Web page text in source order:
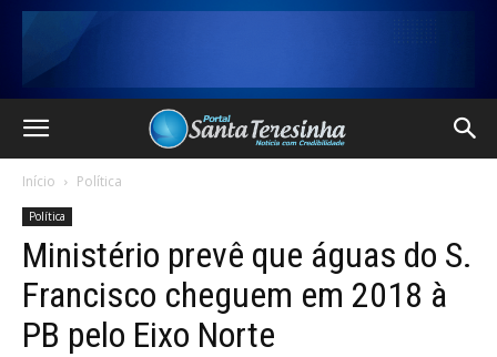
Início Política
Política
Ministério prevê que águas do S.
Francisco cheguem em 2018 à
PB pelo Eixo Norte